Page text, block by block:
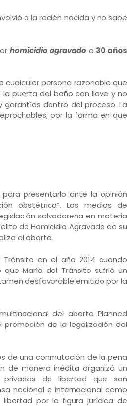
a la recién nacida y no sabe
homicidio agravado a 30 años
cualquier persona razonable que
puerta del baño con llave y no
garantías dentro del proceso. La
por la forma en que
presentarlo ante la opinión
obstétrica”. Los medios de
salvadoreña en materia
de Homicidio Agravado de su
el aborto.
en el año 2014 cuando
María del Tránsito sufrió un
desfavorable emitido por la
del aborto Planned
de la legalización del
de una conmutación de la pena
de manera inédita organizó un
de libertad que son
nacional e internacional como
por la figura jurídica de